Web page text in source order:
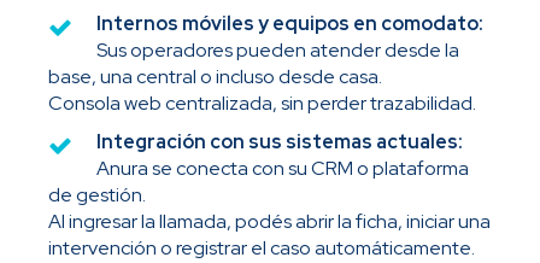
Internos móviles y equipos en comodato:
Sus operadores pueden atender desde la
base, una central o incluso desde casa.
Consola web centralizada, sin perder trazabilidad.
Integración con sus sistemas actuales:
Anura se conecta con su CRM o plataforma
de gestión.
Al ingresar la llamada, podés abrir la ficha, iniciar una
intervención o registrar el caso automáticamente.